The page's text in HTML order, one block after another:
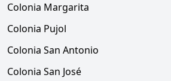
Colonia Margarita
Colonia Pujol
Colonia San Antonio
Colonia San José